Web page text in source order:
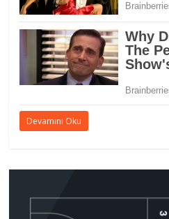
Devamını Oku